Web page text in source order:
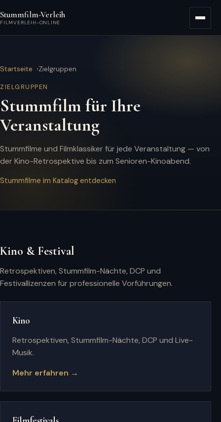
Stummfilm-Verleih
FILMVERLEIH-ONLINE
Startseite Zielgruppen
ZIELGRUPPEN
Stummfilm für Ihre
Veranstaltung
Stummfilme und Filmklassiker für jede Veranstaltung — von
der Kino-Retrospektive bis zum Senioren-Kinoabend.
Stummfilme im Katalog entdecken
Kino & Festival
Retrospektiven, Stummfilm-Nächte, DCP und
Festivallizenzen für professionelle Vorführungen.
Kino
Retrospektiven, Stummfilm-Nächte, DCP und Live-
Musik.
Mehr erfahren →